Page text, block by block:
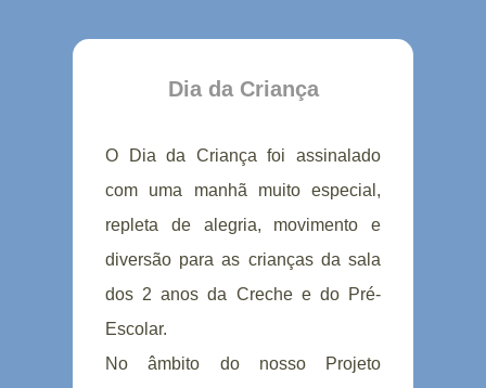
Dia da Criança
O Dia da Criança foi assinalado
com uma manhã muito especial,
repleta de alegria, movimento e
diversão para as crianças da sala
dos 2 anos da Creche e do Pré-
Escolar.
No âmbito do nosso Projeto